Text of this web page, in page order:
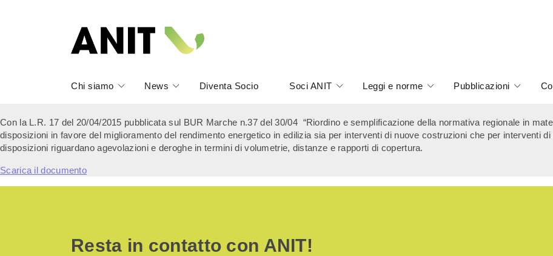
Chi siamo News Diventa Socio Soci ANIT Leggi e norme Pubblicazioni
Con la L.R. 17 del 20/04/2015 pubblicata sul BUR Marche n.37 del 30/04 “Riordino e semplificazione della normativa regionale in
disposizioni in favore del miglioramento del rendimento energetico in edilizia sia per interventi di nuove costruzioni che per interventi
disposizioni riguardano agevolazioni e deroghe in termini di volumetrie, distanze e rapporti di copertura.
Scarica il documento
Resta in contatto con ANIT!